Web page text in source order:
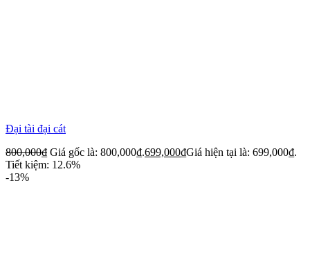
Đại tài đại cát
800,000₫ Giá gốc là: 800,000₫.699,000₫Giá hiện tại là: 699,000₫.
Tiết kiệm: 12.6%
-13%